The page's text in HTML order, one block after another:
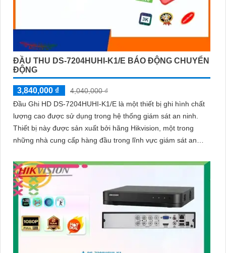
ĐẦU THU DS-7204HUHI-K1/E BÁO ĐỘNG CHUYỂN
ĐỘNG
3,840,000 ₫
4,040,000 ₫
Đầu Ghi HD DS-7204HUHI-K1/E là một thiết bị ghi hình chất
lượng cao được sử dụng trong hệ thống giám sát an ninh.
Thiết bị này được sản xuất bởi hãng Hikvision, một trong
những nhà cung cấp hàng đầu trong lĩnh vực giám sát an